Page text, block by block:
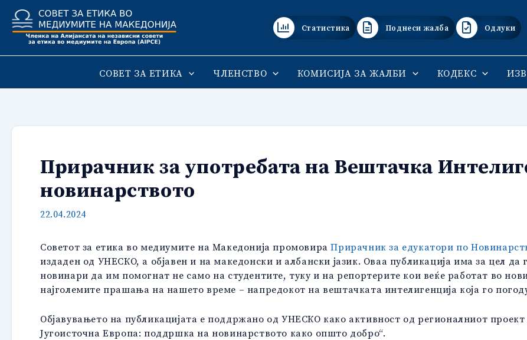
Skip
content
Статистика Поднеси жалба Одлуки
СОВЕТ ЗА ЕТИКА ЧЛЕНСТВО КОМИСИЈА ЗА ЖАЛБИ КОДЕКС
Прирачник за употребата на Вештачка
новинарството
22.04.2024
Советот за етика во медиумите на Македонија промовираПрирачник за едукатори по
издаден од УНЕСКО, а објавен и на македонски и албански јазик. Оваа публикација има за цел
новинари да им помогнат не само на студентите, туку и на репортерите кои веќе работат во
најголемите прашања на нашето време – напредокот на вештачката интелигенција која го
Објавувањето на публикацијата е поддржано од УНЕСКО како активност од регионалниот
Југоисточна Европа: поддршка на новинарството како општо добро“.